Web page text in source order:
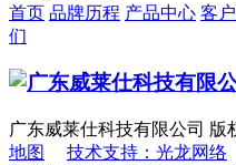
首页 品牌历程 产品中心 客
们
广东威莱仕科技有限公司 版
地图
技术支持：光龙网络